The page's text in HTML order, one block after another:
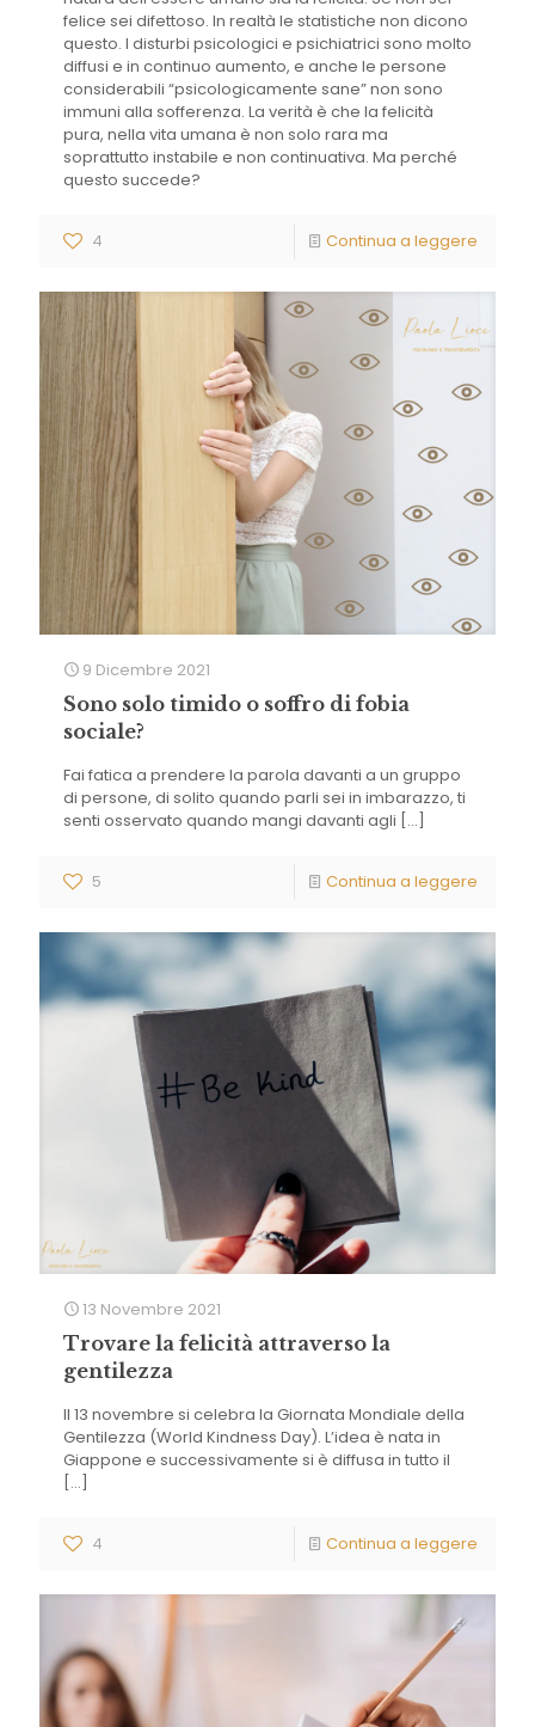
felice sei difettoso. In realtà le statistiche non dicono
questo. I disturbi psicologici e psichiatrici sono molto
diffusi e in continuo aumento, e anche le persone
considerabili “psicologicamente sane” non sono
immuni alla sofferenza. La verità è che la felicità
pura, nella vita umana è non solo rara ma
soprattutto instabile e non continuativa. Ma perché
questo succede?
4 Continua a leggere
9 Dicembre 2021
Sono solo timido o soffro di fobia
sociale?
Fai fatica a prendere la parola davanti a un gruppo
di persone, di solito quando parli sei in imbarazzo, ti
senti osservato quando mangi davanti agli […]
5 Continua a leggere
13 Novembre 2021
Trovare la felicità attraverso la
gentilezza
Il 13 novembre si celebra la Giornata Mondiale della
Gentilezza (World Kindness Day). L’idea è nata in
Giappone e successivamente si è diffusa in tutto il
[…]
4 Continua a leggere